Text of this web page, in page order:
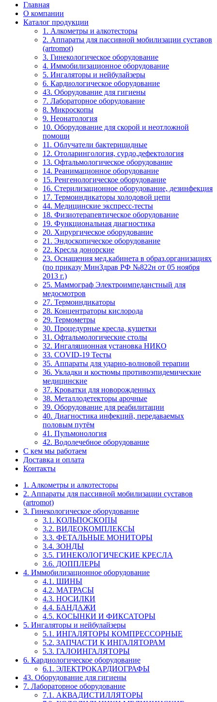
Главная
О компании
Каталог продукции
1. Алкометры и алкотесторы
2. Аппараты для пассивной мобилизации суставов
(artromot)
3. Гинекологическое оборудование
4. Иммобилизационное оборудование
5. Ингаляторы и нейбулайзеры
6. Кардиологическое оборудование
43. Оборудование для гигиены
7. Лабораторное оборудование
8. Микроскопы
9. Неонатология
10. Оборудование для скорой и неотложной
помощи
11. Облучатели бактерицидные
12. Отоларингология, сурдо,дефектология
13. Офтальмологическое оборудование
14. Реанимационное оборудование
15. Ренгенологическое оборудование
16. Стерилизационное оборудование, дезинфекция
17. Термоиндикаторы холодовой цепи
44. Медицинские экспресс-тесты
18. Физиотерапевтическое оборудование
19. Функциональная диагностика
20. Хирургическое оборудование
21. Эндоскопическое оборудование
22. Кресла донорские
23. Оснащения мед.кабинета в образ.организациях
(по приказу МинЗдрав РФ №822н от 05 ноября
2013 г.)
25. Маммограф Электроимпеданстный для
медосмотров
27. Термоиндикаторы
28. Концентраторы кислорода
29. Термометры
30. Процедурные кресла, кушетки
31. Офтальмологические столы
32. Ингаляционная установка НИКО
33. COVID-19 Тесты
35. Аппараты для ударно-волновой терапии
36. Укладки и костюмы противоэпидемические
медицинские
37. Кроватки для новорожденных
38. Металлодетекторы арочные
39. Оборудование для реабилитации
40. Диагностика инфекций, передаваемых
половым путём
41. Пульмонология
42. Водолечебное оборудование
С кем мы работаем
Доставка и оплата
Контакты
1. Алкометры и алкотесторы
2. Аппараты для пассивной мобилизации суставов
(artromot)
3. Гинекологическое оборудование
3.1. КОЛЬПОСКОПЫ
3.2. ВИДЕОКОМПЛЕКСЫ
3.3. ФЕТАЛЬНЫЕ МОНИТОРЫ
3.4. ЗОНДЫ
3.5. ГИНЕКОЛОГИЧЕСКИЕ КРЕСЛА
3.6. ДОППЛЕРЫ
4. Иммобилизационное оборудование
4.1. ШИНЫ
4.2. МАТРАСЫ
4.3. НОСИЛКИ
4.4. БАНДАЖИ
4.5. КОСЫНКИ И ФИКСАТОРЫ
5. Ингаляторы и нейбулайзеры
5.1. ИНГАЛЯТОРЫ КОМПРЕССОРНЫЕ
5.2. ЗАПЧАСТИ К ИНГАЛЯТОРАМ
5.3. ГАЛОИНГАЛЯТОРЫ
6. Кардиологическое оборудование
6.1. ЭЛЕКТРОКАРДИОГРАФЫ
43. Оборудование для гигиены
7. Лабораторное оборудование
7.1. АКВАДИСТИЛЛЯТОРЫ